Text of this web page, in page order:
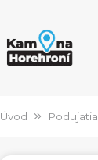
Úvod Podujatia